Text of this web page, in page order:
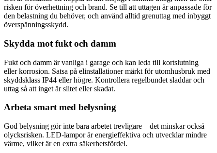
risken för överhettning och brand. Se till att uttagen är anpassade för
den belastning du behöver, och använd alltid grenuttag med inbyggt
överspänningsskydd.
Skydda mot fukt och damm
Fukt och damm är vanliga i garage och kan leda till kortslutning
eller korrosion. Satsa på elinstallationer märkt för utomhusbruk med
skyddsklass IP44 eller högre. Kontrollera regelbundet sladdar och
uttag så att inget är slitet eller skadat.
Arbeta smart med belysning
God belysning gör inte bara arbetet trevligare – det minskar också
olycksrisken. LED-lampor är energieffektiva och utvecklar mindre
värme, vilket är en extra säkerhetsfördel.